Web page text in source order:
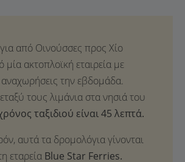
ταξιδιού είναι 45 λεπτά.
αυτά τα δρομολόγια γίνονται
εταρεία Blue Star Ferries.